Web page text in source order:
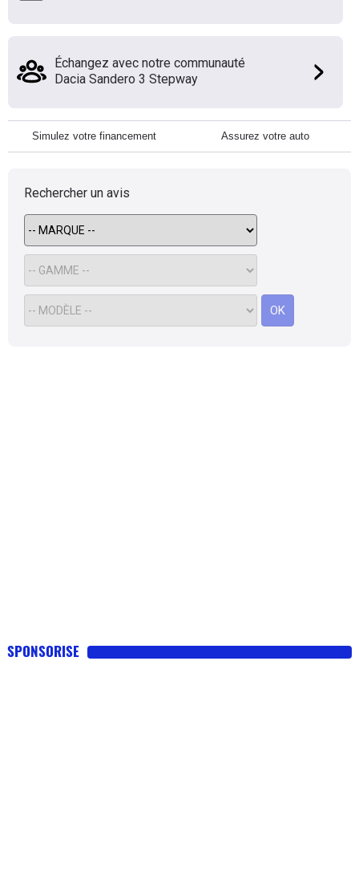
Échangez avec notre communauté
Dacia Sandero 3 Stepway
Simulez votre financement Assurez votre auto
Rechercher un avis
OK
SPONSORISE